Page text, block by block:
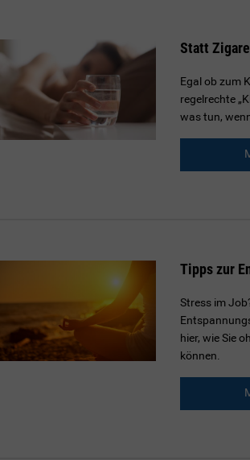
Statt
Egal ob zum
regelrechte
was tun,
Tipps zur
Stress im
hier, wie Sie
können.